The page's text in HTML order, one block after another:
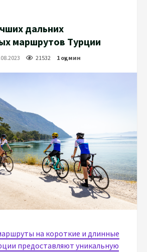
дальних
маршрутов Турции
21532 1 оқу мин
на короткие и длинные
предоставляют уникальную